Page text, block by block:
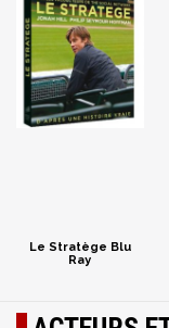
Le Stratège Blu
Ray